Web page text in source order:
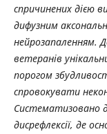
спричинених дією
дифузним
нейрозапаленням.
ветеранів
порогом
спровокувати
Систематизовано
дисрефлексії, де